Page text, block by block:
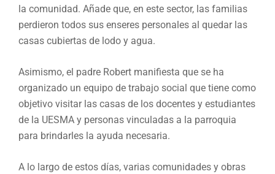
la comunidad. Añade que, en este sector, las familias
perdieron todos sus enseres personales al quedar las
casas cubiertas de lodo y agua.
Asimismo, el padre Robert manifiesta que se ha
organizado un equipo de trabajo social que tiene como
objetivo visitar las casas de los docentes y estudiantes
de la UESMA y personas vinculadas a la parroquia
para brindarles la ayuda necesaria.
A lo largo de estos días, varias comunidades y obras